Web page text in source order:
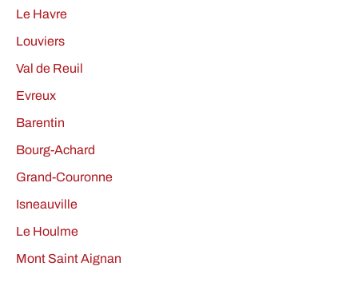
Le Havre
Louviers
Val de Reuil
Evreux
Barentin
Bourg-Achard
Grand-Couronne
Isneauville
Le Houlme
Mont Saint Aignan